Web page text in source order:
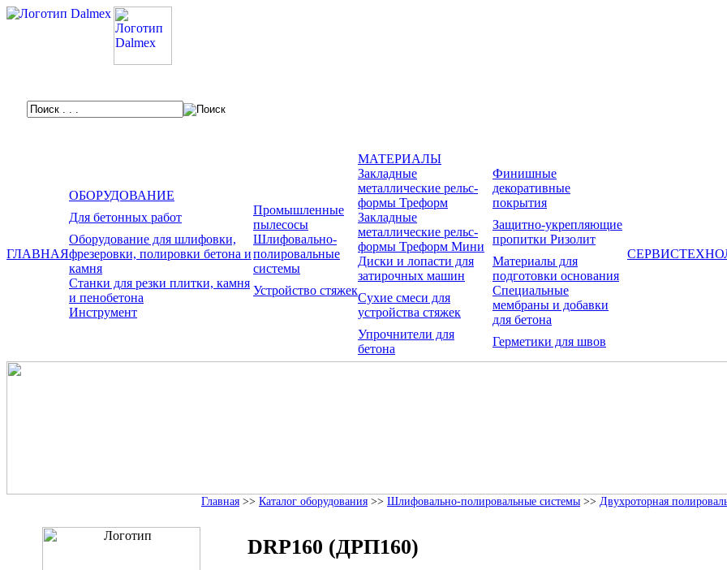
ГЛАВНАЯ
ОБОРУДОВАНИЕ
Для бетонных работ
Промышленные
пылесосы
Оборудование для шлифовки,
фрезеровки, полировки бетона и
камня
Шлифовально-
полировальные
системы
Станки для резки плитки, камня
и пенобетона
Устройство стяжек
Инструмент
МАТЕРИАЛЫ
Закладные
металлические рельс-
формы Треформ
Финишные
декоративные
покрытия
Закладные
металлические рельс-
формы Треформ Мини
Защитно-укрепляющие
пропитки Ризолит
Диски и лопасти для
затирочных машин
Материалы для
подготовки основания
Сухие смеси для
устройства стяжек
Специальные
мембраны и добавки
для бетона
Упрочнители для
бетона
Герметики для швов
СЕРВИС
Главная >> Каталог оборудования >> Шлифовально-полировальные системы >> Двухроторная
DRP160 (ДРП160)